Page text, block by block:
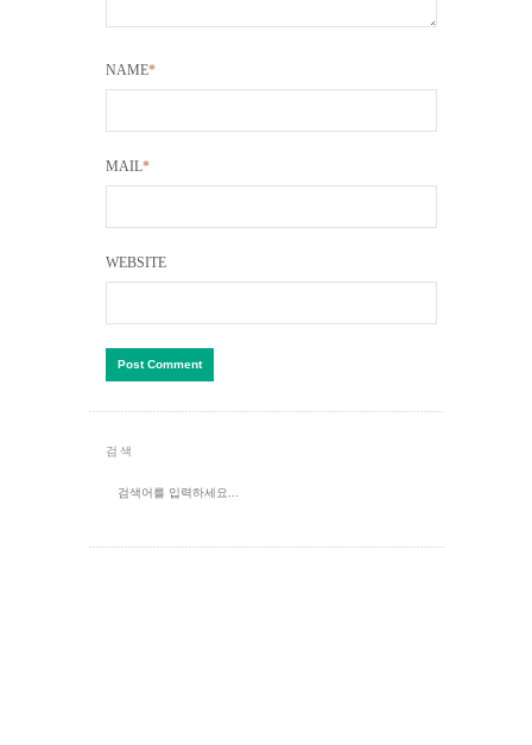
NAME*
MAIL*
WEBSITE
검색